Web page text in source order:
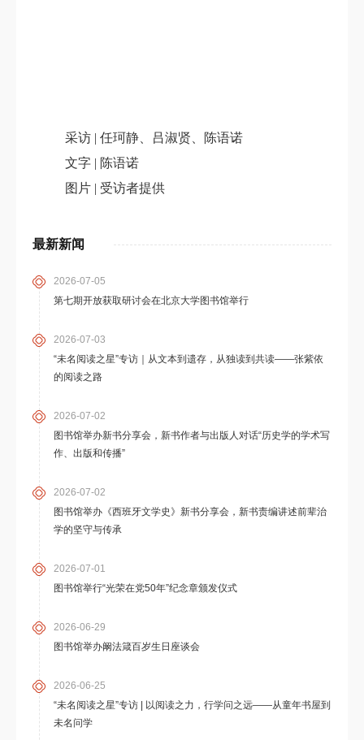
最新新闻
2026-07-05
第七期开放获取研讨会在北京大学图书馆举行
2026-07-03
“未名阅读之星”专访｜从文本到遗存，从独读到共读——张紫依
的阅读之路
2026-07-02
图书馆举办新书分享会，新书作者与出版人对话“历史学的学术写
作、出版和传播”
2026-07-02
图书馆举办《西班牙文学史》新书分享会，新书责编讲述前辈治
学的坚守与传承
2026-07-01
图书馆举行“光荣在党50年”纪念章颁发仪式
2026-06-29
图书馆举办阚法箴百岁生日座谈会
2026-06-25
“未名阅读之星”专访 | 以阅读之力，行学问之远——从童年书屋到
未名问学
采访 | 任珂静、吕淑贤、陈语诺
文字 | 陈语诺
图片 | 受访者提供